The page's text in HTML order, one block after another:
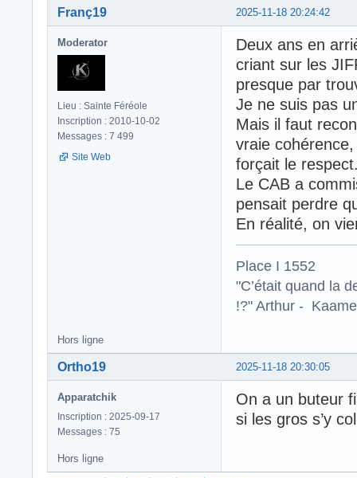
2025-11-18 20:24:42
Franç19
Moderator
Lieu : Sainte Féréole
Inscription : 2010-10-02
Messages : 7 499
Site Web
Deux ans en
criant sur les
presque par
Je ne suis pas
Mais il faut
vraie cohérence,
forçait le
Le CAB a
pensait perdre
En réalité, on
Place I 1552
"C’était quand la
!?" Arthur -
Hors ligne
2025-11-18 20:30:05
Ortho19
Apparatchik
Inscription : 2025-09-17
Messages : 75
On a un buteur
si les gros s’y
Hors ligne